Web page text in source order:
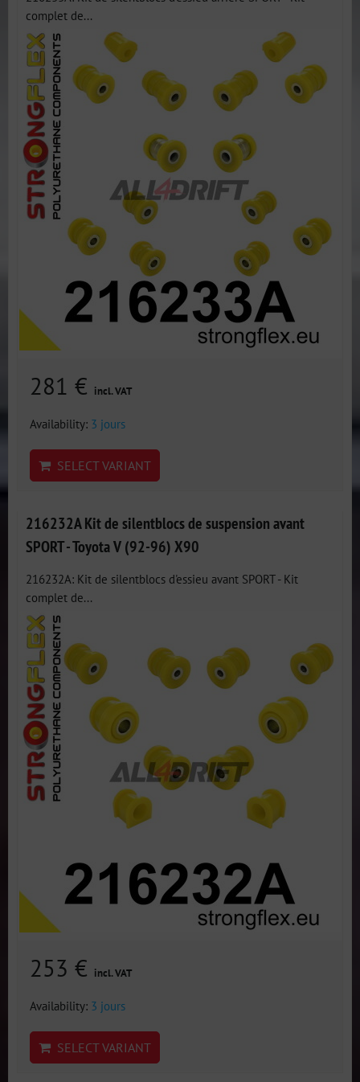
complet de...
281 € incl. VAT
Availability: 3 jours
SELECT VARIANT
216232A Kit de silentblocs de suspension avant
SPORT - Toyota V (92-96) X90
216232A: Kit de silentblocs d'essieu avant SPORT - Kit
complet de...
253 € incl. VAT
Availability: 3 jours
SELECT VARIANT